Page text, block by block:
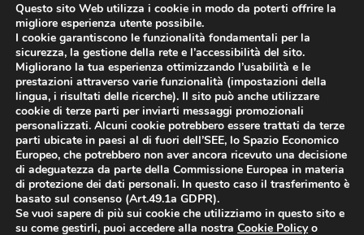
Via Industriale dell’Isola, 3
24040 Chignolo d’Isola (BG)
Social
Facebook
LinkedIn
Questo sito Web utilizza i cookie in modo da poterti offrire la
migliore esperienza utente possibile.
I cookie garantiscono le funzionalità fondamentali per la
sicurezza, la gestione della rete e l’accessibilità del sito.
Migliorano la tua esperienza ottimizzando l’usabilità e le
prestazioni attraverso varie funzionalità (impostazioni della
lingua, i risultati delle ricerche). Il sito può anche utilizzare
cookie di terze parti per inviarti messaggi promozionali
personalizzati. Alcuni cookie potrebbero essere trattati da terze
parti ubicate in paesi al di fuori dell’SEE, lo Spazio Economico
Europeo, che potrebbero non aver ancora ricevuto una decisione
di adeguatezza da parte della Commissione Europea in materia
di protezione dei dati personali. In questo caso il trasferimento è
basato sul consenso (Art.49.1a GDPR).
Se vuoi sapere di più sui cookie che utilizziamo in questo sito e
su come gestirli, puoi accedere alla nostra Cookie Policyo